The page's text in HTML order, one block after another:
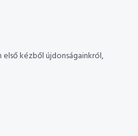
kézből újdonságainkról,